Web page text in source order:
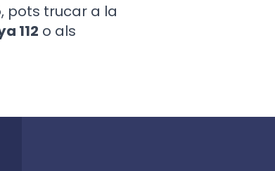
pots trucar a la
112 o als